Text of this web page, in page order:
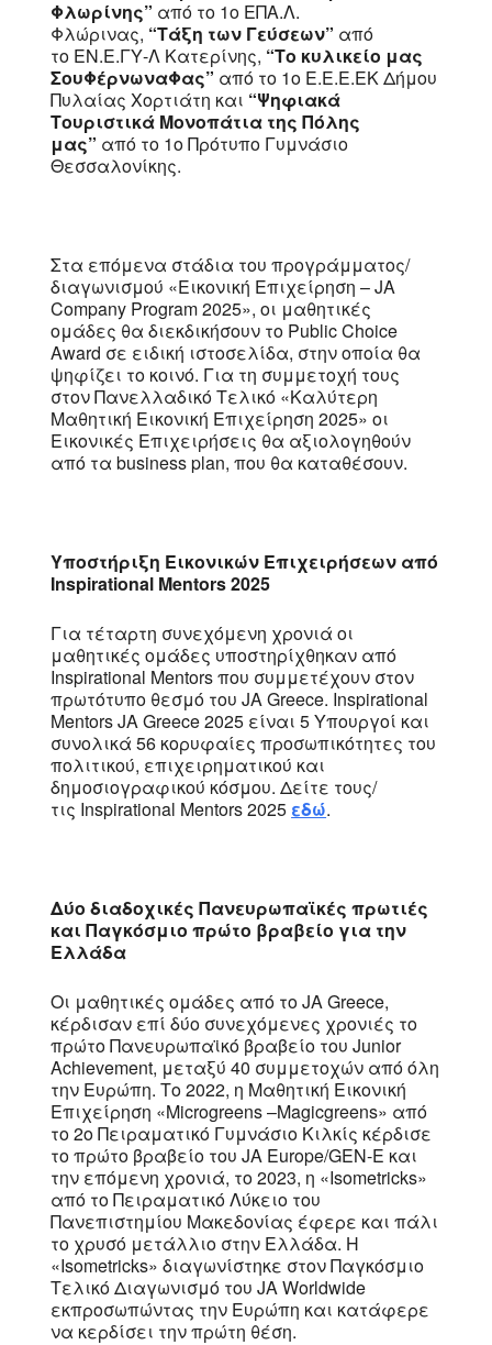
Φλωρίνης” από το 1ο ΕΠΑ.Λ.
Φλώρινας, “Τάξη των Γεύσεων” από
το ΕΝ.Ε.ΓΥ-Λ Κατερίνης, “Το κυλικείο μας
ΣουΦέρνωναΦας” από το 1ο Ε.Ε.Ε.ΕΚ Δήμου
Πυλαίας Χορτιάτη και “Ψηφιακά
Τουριστικά Μονοπάτια της Πόλης
μας” από το 1o Πρότυπο Γυμνάσιο
Θεσσαλονίκης.
Στα επόμενα στάδια του προγράμματος/
διαγωνισμού «Εικονική Επιχείρηση – JA
Company Program 2025», οι μαθητικές
ομάδες θα διεκδικήσουν το Public Choice
Award σε ειδική ιστοσελίδα, στην οποία θα
ψηφίζει το κοινό. Για τη συμμετοχή τους
στον Πανελλαδικό Τελικό «Καλύτερη
Μαθητική Εικονική Επιχείρηση 2025» οι
Εικονικές Επιχειρήσεις θα αξιολογηθούν
από τα business plan, που θα καταθέσουν.
Υποστήριξη Εικονικών Επιχειρήσεων από
Inspirational Mentors 2025
Για τέταρτη συνεχόμενη χρονιά οι
μαθητικές ομάδες υποστηρίχθηκαν από
Inspirational Mentors που συμμετέχουν στον
πρωτότυπο θεσμό του JA Greece. Ιnspirational
Mentors JA Greece 2025 είναι 5 Υπουργοί και
συνολικά 56 κορυφαίες προσωπικότητες του
πολιτικού, επιχειρηματικού και
δημοσιογραφικού κόσμου. Δείτε τους/
τις Inspirational Mentors 2025 εδώ.
Δύο διαδοχικές Πανευρωπαϊκές πρωτιές
και Παγκόσμιο πρώτο βραβείο για την
Ελλάδα
Οι μαθητικές ομάδες από το JA Greece,
κέρδισαν επί δύο συνεχόμενες χρονιές το
πρώτο Πανευρωπαϊκό βραβείο του Junior
Achievement, μεταξύ 40 συμμετοχών από όλη
την Ευρώπη. Το 2022, η Μαθητική Εικονική
Επιχείρηση «Μicrogreens –Magicgreens» από
το 2ο Πειραματικό Γυμνάσιο Κιλκίς κέρδισε
το πρώτο βραβείο του JA Europe/GΕΝ-Ε και
την επόμενη χρονιά, το 2023, η «Ιsometricks»
από το Πειραματικό Λύκειο του
Πανεπιστημίου Μακεδονίας έφερε και πάλι
το χρυσό μετάλλιο στην Ελλάδα. Η
«Ιsometricks» διαγωνίστηκε στον Παγκόσμιο
Τελικό Διαγωνισμό του JA Worldwide
εκπροσωπώντας την Ευρώπη και κατάφερε
να κερδίσει την πρώτη θέση.